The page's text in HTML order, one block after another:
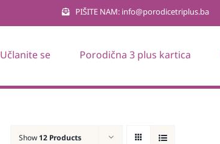
PIŠITE NAM: info@porodicetriplus.ba
Učlanite se Porodična 3 plus kartica
Show 12 Products